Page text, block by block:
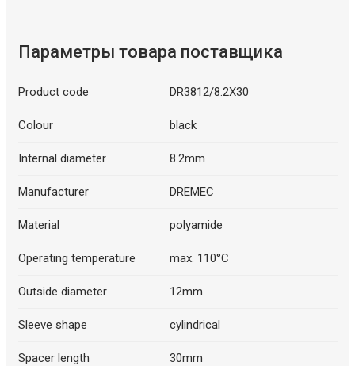
Параметры товара поставщика
Product code DR3812/8.2X30
Colour black
Internal diameter 8.2mm
Manufacturer DREMEC
Material polyamide
Operating temperature max. 110°C
Outside diameter 12mm
Sleeve shape cylindrical
Spacer length 30mm